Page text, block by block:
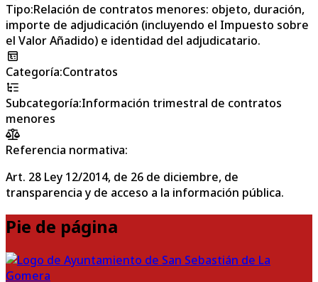
Tipo:Relación de contratos menores: objeto, duración,
importe de adjudicación (incluyendo el Impuesto sobre
el Valor Añadido) e identidad del adjudicatario.
Categoría:Contratos
Subcategoría:Información trimestral de contratos
menores
Referencia normativa:
Art. 28 Ley 12/2014, de 26 de diciembre, de
transparencia y de acceso a la información pública.
Pie de página